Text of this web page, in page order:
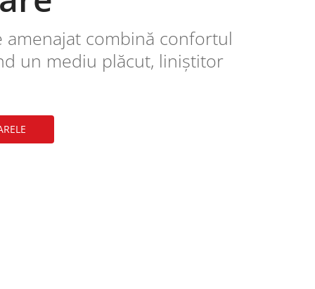
combină confortul
un mediu plăcut, liniștitor